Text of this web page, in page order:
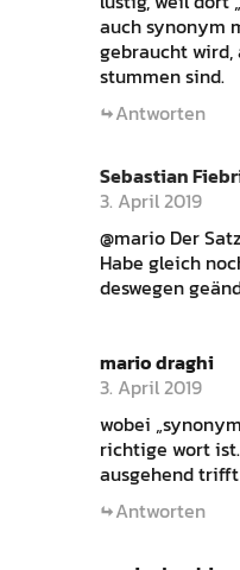
auch synonym
gebraucht wird,
stummen sind.
Antworten
Sebastian
3. April 2019
@mario Der
Habe gleich
deswegen
mario draghi
3. April 2019
wobei
richtige wort
ausgehend trifft
Antworten